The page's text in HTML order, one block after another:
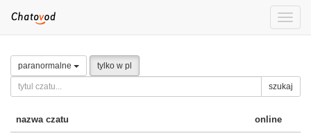
Toggle
paranormalne tylko w pl
szukaj
nazwa czatu online